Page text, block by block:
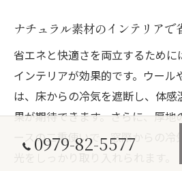
ナチュラル素材のインテリアで
省エネと快適さを両立するため
インテリアが効果的です。ウール
は、床からの冷気を遮断し、体感
果が期待できます。さらに、厚地
ースの二重使いで、窓際からの冷
0979-82-5577